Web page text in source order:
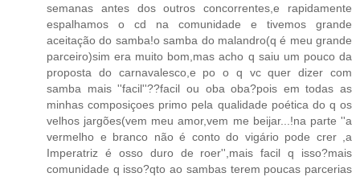
semanas antes dos outros concorrentes,e rapidamente
espalhamos o cd na comunidade e tivemos grande
aceitação do samba!o samba do malandro(q é meu grande
parceiro)sim era muito bom,mas acho q saiu um pouco da
proposta do carnavalesco,e po o q vc quer dizer com
samba mais ''facil''??facil ou oba oba?pois em todas as
minhas composiçoes primo pela qualidade poética do q os
velhos jargões(vem meu amor,vem me beijar...!na parte ''a
vermelho e branco não é conto do vigário pode crer ,a
Imperatriz é osso duro de roer'',mais facil q isso?mais
comunidade q isso?qto ao sambas terem poucas parcerias